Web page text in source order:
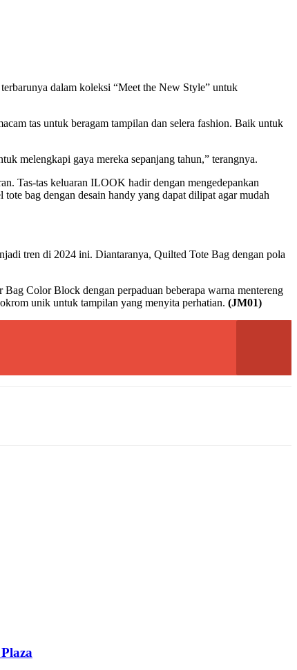
dalam koleksi “Meet the New Style” untuk
tas untuk beragam tampilan dan selera fashion. Baik untuk
melengkapi gaya mereka sepanjang tahun,” terangnya.
Tas-tas keluaran ILOOK hadir dengan mengedepankan
bag dengan desain handy yang dapat dilipat agar mudah
tren di 2024 ini. Diantaranya, Quilted Tote Bag dengan pola
Color Block dengan perpaduan beberapa warna mentereng
unik untuk tampilan yang menyita perhatian. (JM01)